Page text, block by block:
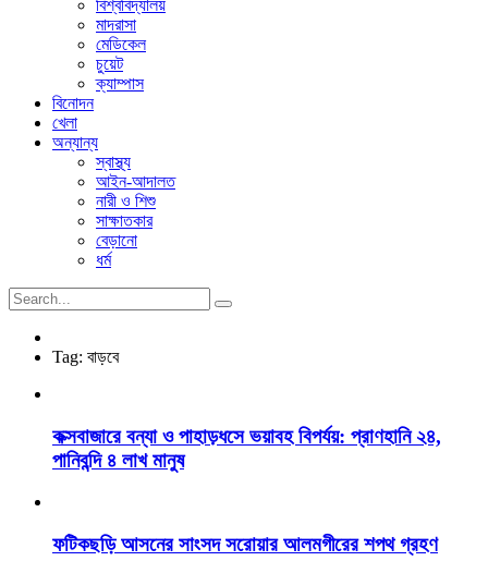
বিশ্ববিদ্যালয়
মাদরাসা
মেডিকেল
চুয়েট
ক্যাম্পাস
বিনোদন
খেলা
অন্যান্য
স্বাস্থ্য
আইন-আদালত
নারী ও শিশু
সাক্ষাতকার
বেড়ানো
ধর্ম
Tag: বাড়বে
কক্সবাজারে বন্যা ও পাহাড়ধসে ভয়াবহ বিপর্যয়: প্রাণহানি ২৪,
পানিবন্দি ৪ লাখ মানুষ
ফটিকছড়ি আসনের সাংসদ সরোয়ার আলমগীরের শপথ গ্রহণ